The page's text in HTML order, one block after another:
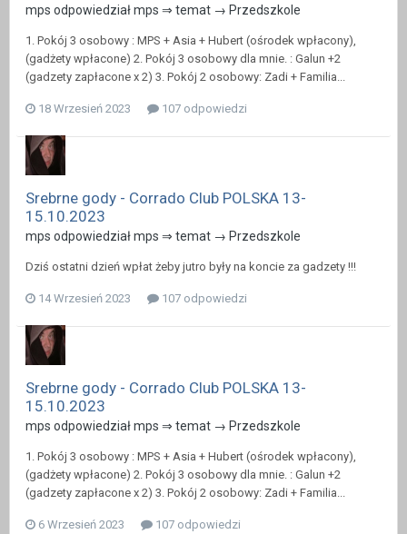
mps odpowiedział mps ⇒ temat → Przedszkole
1. Pokój 3 osobowy : MPS + Asia + Hubert (ośrodek wpłacony),
(gadżety wpłacone) 2. Pokój 3 osobowy dla mnie. : Galun +2
(gadzety zapłacone x 2) 3. Pokój 2 osobowy: Zadi + Familia...
18 Wrzesień 2023 107 odpowiedzi
Srebrne gody - Corrado Club POLSKA 13-
15.10.2023
mps odpowiedział mps ⇒ temat → Przedszkole
Dziś ostatni dzień wpłat żeby jutro były na koncie za gadzety !!!
14 Wrzesień 2023 107 odpowiedzi
Srebrne gody - Corrado Club POLSKA 13-
15.10.2023
mps odpowiedział mps ⇒ temat → Przedszkole
1. Pokój 3 osobowy : MPS + Asia + Hubert (ośrodek wpłacony),
(gadżety wpłacone) 2. Pokój 3 osobowy dla mnie. : Galun +2
(gadzety zapłacone x 2) 3. Pokój 2 osobowy: Zadi + Familia...
6 Wrzesień 2023 107 odpowiedzi